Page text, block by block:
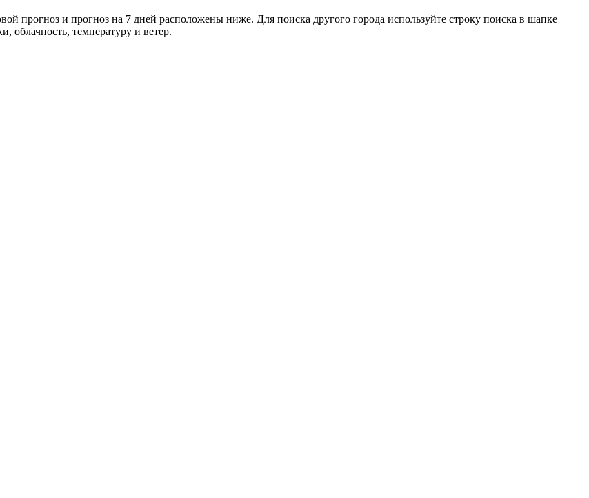
прогноз и прогноз на 7 дней расположены ниже. Для поиска другого города используйте строку поиска в шапке
облачность, температуру и ветер.